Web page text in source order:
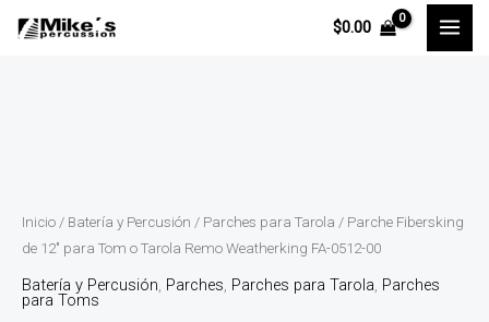
$0.00
Inicio / Batería y Percusión / Parches para Tarola / Parche Fibersking
de 12″ para Tom o Tarola Remo Weatherking FA-0512-00
Batería y Percusión, Parches, Parches para Tarola, Parches
para Toms
12"
para
Tom
o